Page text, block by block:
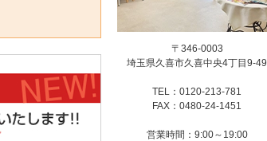
〒346-0003
埼玉県久喜市久喜中央4丁目9-49
TEL：0120-213-781
FAX：0480-24-1451
営業時間：9:00～19:00